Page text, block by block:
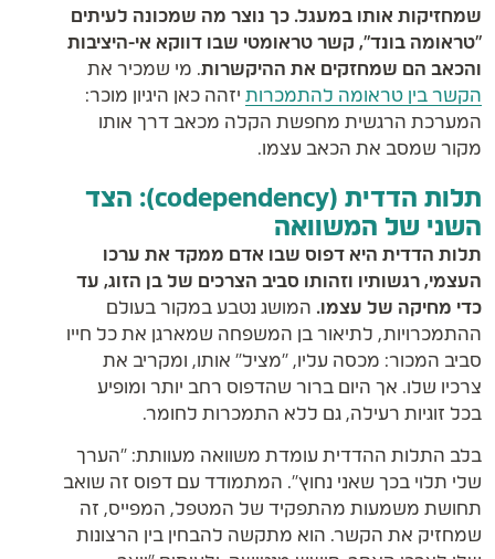
שמחזיקות אותו במעגל. כך נוצר מה שמכונה לעיתים
"טראומה בונד", קשר טראומטי שבו דווקא אי-היציבות
והכאב הם שמחזקים את ההיקשרות. מי שמכיר את
הקשר בין טראומה להתמכרות יזהה כאן היגיון מוכר:
המערכת הרגשית מחפשת הקלה מכאב דרך אותו
מקור שמסב את הכאב עצמו.
תלות הדדית (codependency): הצד
השני של המשוואה
תלות הדדית היא דפוס שבו אדם ממקד את ערכו
העצמי, רגשותיו וזהותו סביב הצרכים של בן הזוג, עד
כדי מחיקה של עצמו. המושג נטבע במקור בעולם
ההתמכרויות, לתיאור בן המשפחה שמארגן את כל חייו
סביב המכור: מכסה עליו, "מציל" אותו, ומקריב את
צרכיו שלו. אך היום ברור שהדפוס רחב יותר ומופיע
בכל זוגיות רעילה, גם ללא התמכרות לחומר.
בלב התלות ההדדית עומדת משוואה מעוותת: "הערך
שלי תלוי בכך שאני נחוץ". המתמודד עם דפוס זה שואב
תחושת משמעות מהתפקיד של המטפל, המפייס, זה
שמחזיק את הקשר. הוא מתקשה להבחין בין הרצונות